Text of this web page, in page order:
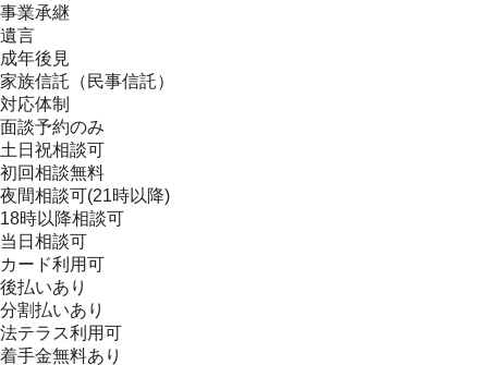
事業承継
遺言
成年後見
家族信託（民事信託）
対応体制
面談予約のみ
土日祝相談可
初回相談無料
夜間相談可(21時以降)
18時以降相談可
当日相談可
カード利用可
後払いあり
分割払いあり
法テラス利用可
着手金無料あり